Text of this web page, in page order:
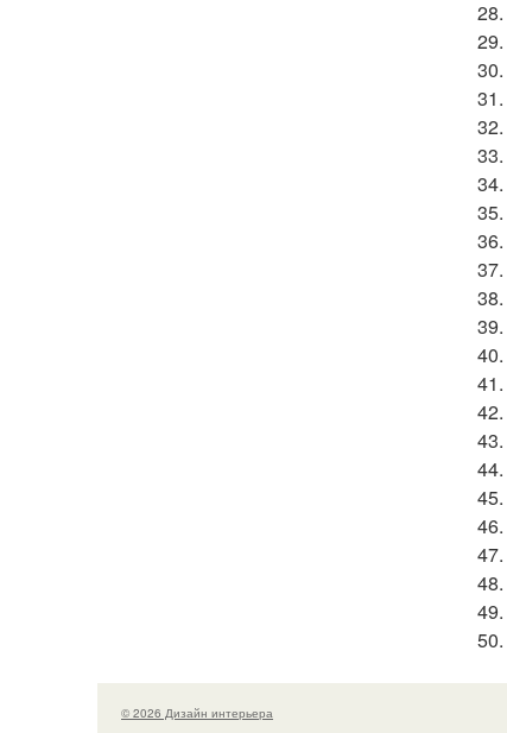
28.
29.
30.
31.
32.
33.
34.
35.
36.
37.
38.
39.
40.
41.
42.
43.
44.
45.
46.
47.
48.
49.
50.
© 2026 Дизайн интерьера